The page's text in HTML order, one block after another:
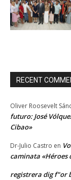
RECENT
Oliver Roosevelt
futuro: José
Cibao»
Dr-Julio Castro en
caminata «Héroes
registrera dig f"or